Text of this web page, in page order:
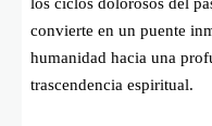
convierte en un puente
humanidad hacia una
trascendencia espiritual.